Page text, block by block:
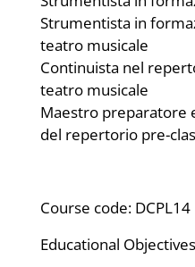
Strumentista in
teatro musicale
Continuista nel
teatro musicale
Maestro preparatore
del repertorio pre-
Course code: DCPL14
Educational Objectives